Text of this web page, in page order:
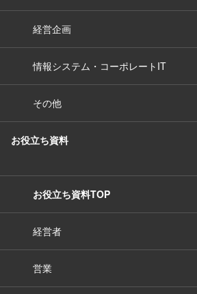
経営企画
情報システム・コーポレートIT
その他
お役立ち資料
お役立ち資料TOP
経営者
営業